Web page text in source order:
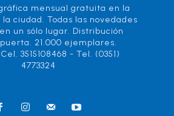
mensual gratuita en la
ciudad. Todas las novedades
un sólo lugar. Distribución
21.000 ejemplares.
3515108468 - Tel. (0351)
4773324